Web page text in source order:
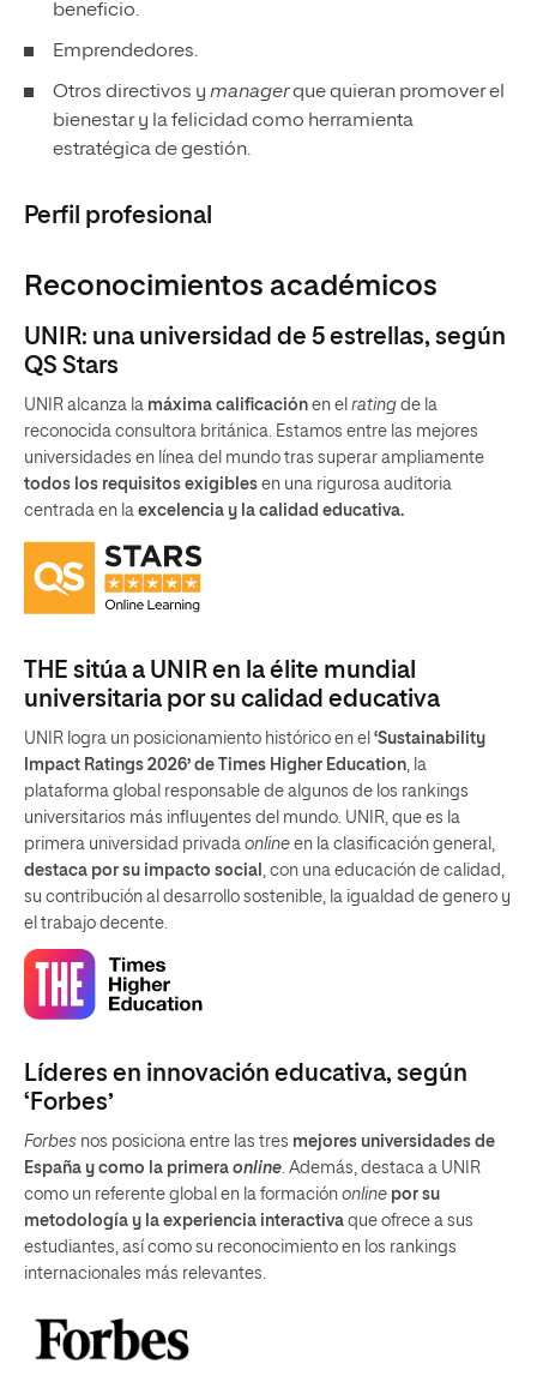
beneficio.
Emprendedores.
Otros directivos y managerque quieran promover el
bienestar y la felicidad como herramienta
estratégica de gestión.
Perfil profesional
Reconocimientos académicos
UNIR: una universidad de 5 estrellas, según
QS Stars
UNIR alcanza la máxima calificación en el rating de la
reconocida consultora británica. Estamos entre las mejores
universidades en línea del mundo tras superar ampliamente
todos los requisitos exigibles en una rigurosa auditoria
centrada en la excelencia y la calidad educativa.
THE sitúa a UNIR en la élite mundial
universitaria por su calidad educativa
UNIR logra un posicionamiento histórico en el ‘Sustainability
Impact Ratings 2026’ de Times Higher Education , la
plataforma global responsable de algunos de los rankings
universitarios más influyentes del mundo. UNIR, que es la
primera universidad privada online en la clasificación general,
destaca por su impacto social
, con una educación de calidad,
su contribución al desarrollo sostenible, la igualdad de genero y
el trabajo decente.
Líderes en innovación educativa, según
‘Forbes’
Forbes nos posiciona entre las tres mejores universidades de
España y como la primera online. Además, destaca a UNIR
como un referente global en la formación online por su
metodología y la experiencia interactiva que ofrece a sus
estudiantes, así como su reconocimiento en los rankings
internacionales más relevantes.